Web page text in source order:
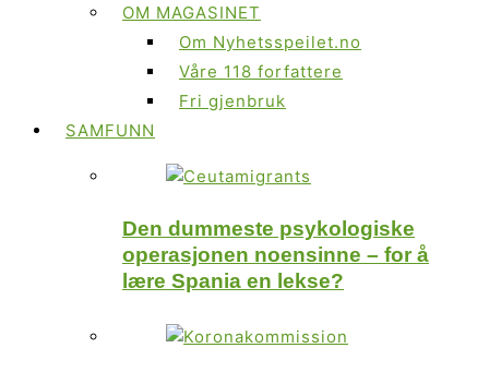
OM MAGASINET
Om Nyhetsspeilet.no
Våre 118 forfattere
Fri gjenbruk
SAMFUNN
Den dummeste psykologiske
operasjonen noensinne – for å
lære Spania en lekse?